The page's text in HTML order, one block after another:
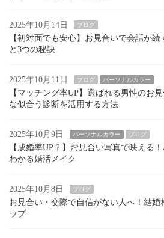
2025年10月14日 ブログ
【初対面でも安心】お見合いで会話が
と3つの秘訣
2025年10月11日 ブログ パーソナルカラー
【マッチング率UP】選ばれる男性のお
な似合う診断を活用する方法
2025年10月9日 パーソナルカラー ブログ
【成婚率UP？】お見合い写真で映える
わかる婚活メイク
2025年10月8日 ブログ
お見合い・交際で自信がない人へ！結婚
ップ